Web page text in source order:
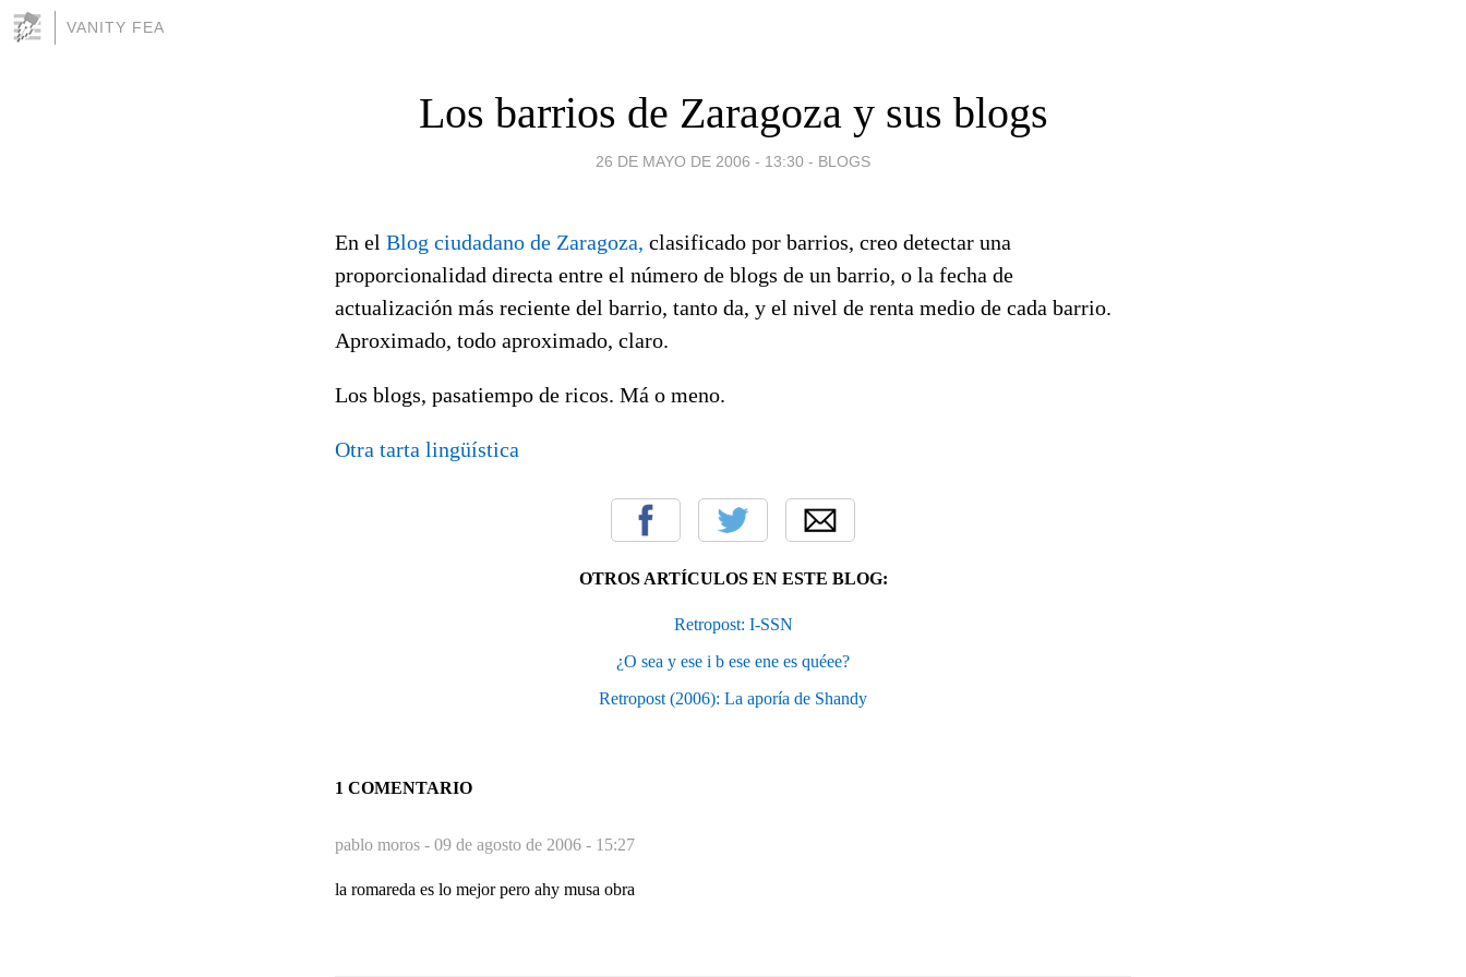
VANITY FEA
Los barrios de Zaragoza y sus blogs
26 DE MAYO DE 2006 - 13:30 - BLOGS
En el Blog ciudadano de Zaragoza, clasificado por barrios, creo detectar una
proporcionalidad directa entre el número de blogs de un barrio, o la fecha de
actualización más reciente del barrio, tanto da, y el nivel de renta medio de cada barrio.
Aproximado, todo aproximado, claro.
Los blogs, pasatiempo de ricos. Má o meno.
Otra tarta lingüística
OTROS ARTÍCULOS EN ESTE BLOG:
Retropost: I-SSN
¿O sea y ese i b ese ene es quéee?
Retropost (2006): La aporía de Shandy
1 COMENTARIO
pablo moros - 09 de agosto de 2006 - 15:27
la romareda es lo mejor pero ahy musa obra